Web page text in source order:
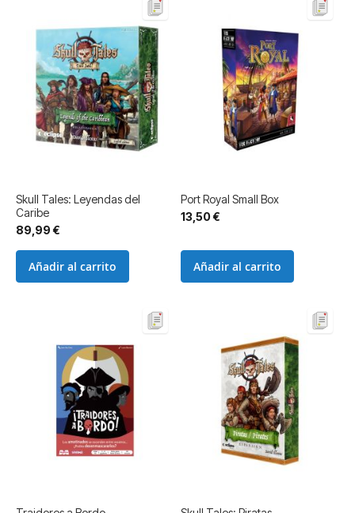
Skull Tales: Leyendas del
Caribe
89,99 €
Añadir al carrito
Port Royal Small Box
13,50 €
Añadir al carrito